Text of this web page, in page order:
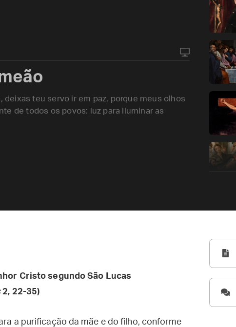
deixas teu servo ir em paz, porque meus olhos
de todos os povos: luz para iluminar as
Cristo segundo São Lucas
2, 22-35)
a purificação da mãe e do filho, conforme